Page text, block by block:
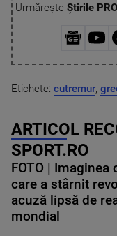
Urmărește Știrile
Etichete: cutremur,
ARTICOL
SPORT.RO
FOTO |
care a stârnit
acuză lipsă de
mondial